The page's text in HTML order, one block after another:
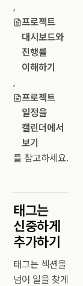
,
프로젝트
대시보드와
진행률
이해하기
,
프로젝트
일정을
캘린더에서
보기
를 참고하세요.
태그는
신중하게
추가하기
태그는 섹션을
넘어 일을 찾게